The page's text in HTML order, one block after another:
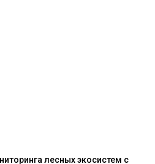
лесных экосистем с